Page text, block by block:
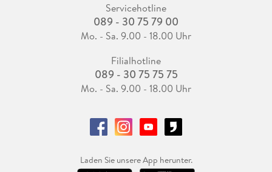
Servicehotline
089 - 30 75 79 00
Mo. - Sa. 9.00 - 18.00 Uhr
Filialhotline
089 - 30 75 75 75
Mo. - Sa. 9.00 - 18.00 Uhr
Laden Sie unsere App herunter.